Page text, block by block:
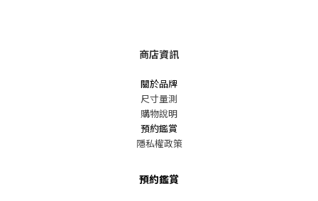
商店資訊
關於品牌
尺寸量測
購物說明
預約鑑賞
隱私權政策
預約鑑賞